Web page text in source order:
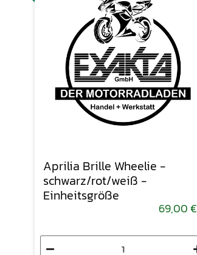
Aprilia Brille Wheelie -
schwarz/rot/weiß -
Einheitsgröße
69,00 €